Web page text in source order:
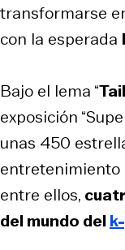
transformarse
con la esperada
Bajo el lema “
exposición
unas 450
entretenimiento
entre ellos,
del mundo del